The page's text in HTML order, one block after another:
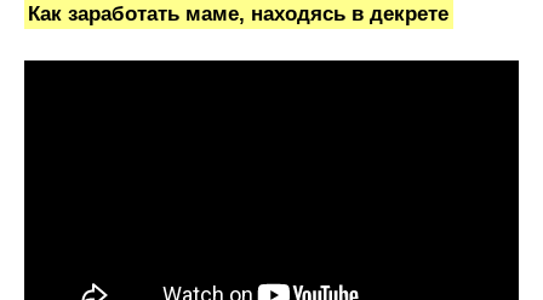
Как заработать маме, находясь в декрете